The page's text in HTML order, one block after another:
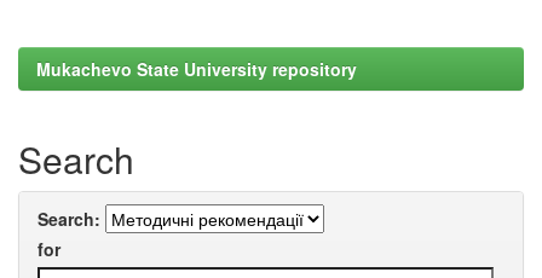
Mukachevo State University repository
Search
Search:
for